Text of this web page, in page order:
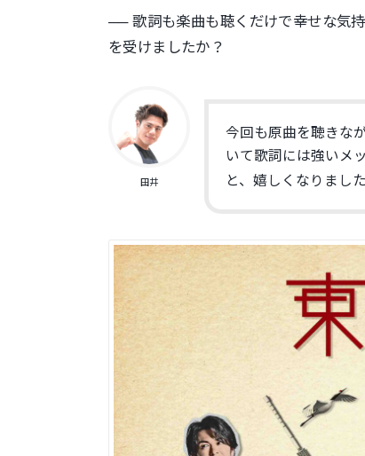
── 歌詞も楽曲も聴くだけで幸せな気
を受けましたか？
田井
今回も原曲を聴きな
いて歌詞には強いメ
と、嬉しくなりました